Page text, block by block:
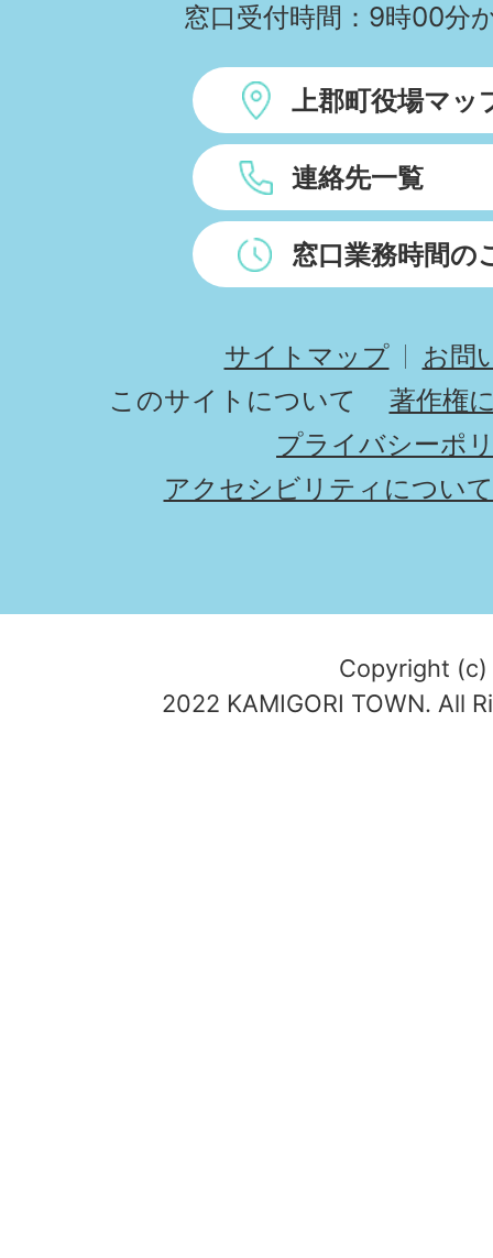
窓口受付時間：9時00分
上郡町役場マッ
連絡先一覧
窓口業務時間の
サイトマップ
お問
このサイトについて
著作権
プライバシーポ
アクセシビリティについて
Copyright (c)
2022 KAMIGORI TOWN. All